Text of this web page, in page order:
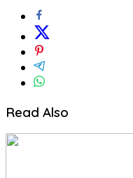
Read Also